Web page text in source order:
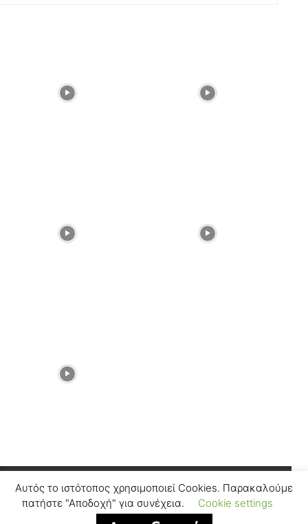
Facebook Instagram
Αυτός το ιστότοπος χρησιμοποιεί Cookies. Παρακαλούμε
πατήστε "Αποδοχή" για συνέχεια.
Cookie settings